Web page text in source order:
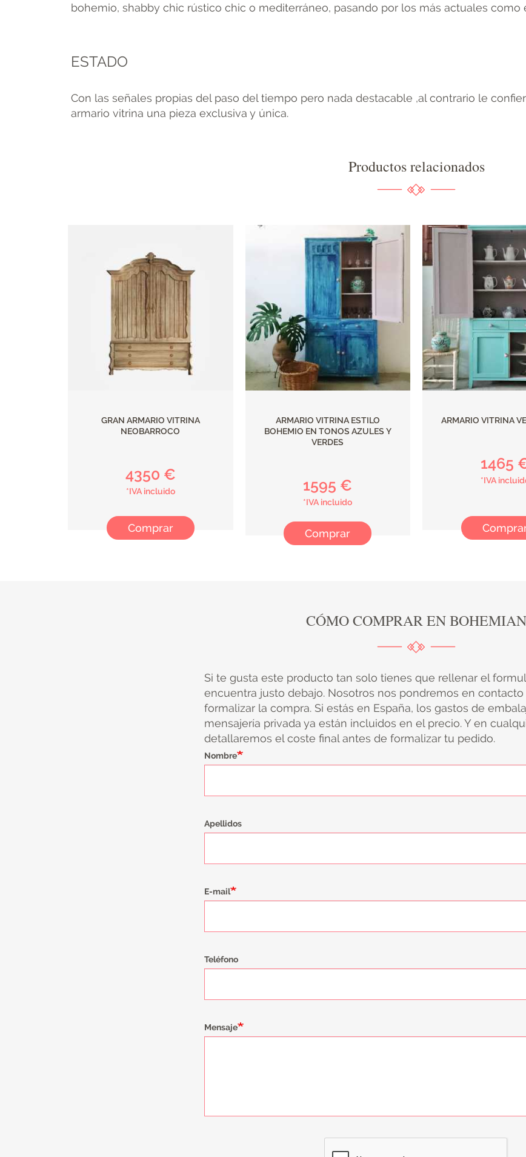
bohemio, shabby chic rústico chic o mediterráneo, pasando por los más actuales
ESTADO
Con las señales propias del paso del tiempo pero nada destacable ,al contrario le
armario vitrina una pieza exclusiva y única.
Productos relacionados
GRAN ARMARIO VITRINA
NEOBARROCO
4350 €
*IVA incluido
Comprar
ARMARIO VITRINA ESTILO
BOHEMIO EN TONOS AZULES Y
VERDES
1595 €
*IVA incluido
Comprar
ARMARIO VITRINA
1465
*IVA
CÓMO COMPRAR EN BOHEMIAN
Si te gusta este producto tan solo tienes que rellenar el
encuentra justo debajo. Nosotros nos pondremos en
formalizar la compra. Si estás en España, los gastos de
mensajería privada ya están incluidos en el precio. Y en
detallaremos el coste final antes de formalizar tu pedido.
Nombre
Apellidos
E-mail
Teléfono
Mensaje